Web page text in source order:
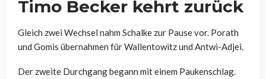
Timo Becker kehrt zurück
Gleich zwei Wechsel nahm Schalke zur Pause vor. Porath
und Gomis übernahmen für Wallentowitz und Antwi-Adjei.
Der zweite Durchgang begann mit einem Paukenschlag.